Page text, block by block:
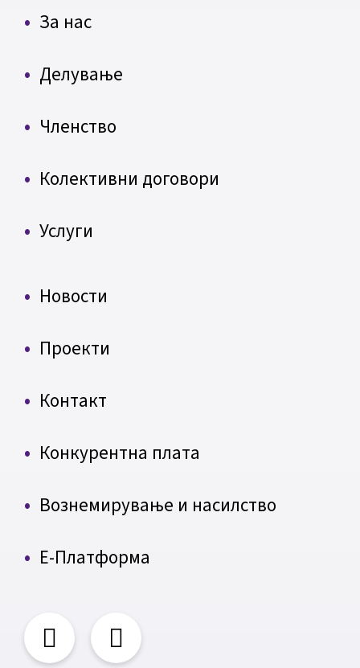
За нас
Делување
Членство
Колективни договори
Услуги
Новости
Проекти
Контакт
Конкурентна плата
Вознемирување и насилство
Е-Платформа